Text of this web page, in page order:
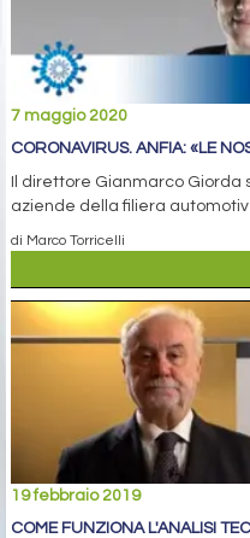
7 maggio 2020
CORONAVIRUS. ANFIA: «LE
Il direttore Gianmarco Giorda
aziende della filiera
di Marco Torricelli
19 febbraio 2019
COME FUNZIONA L'ANALISI